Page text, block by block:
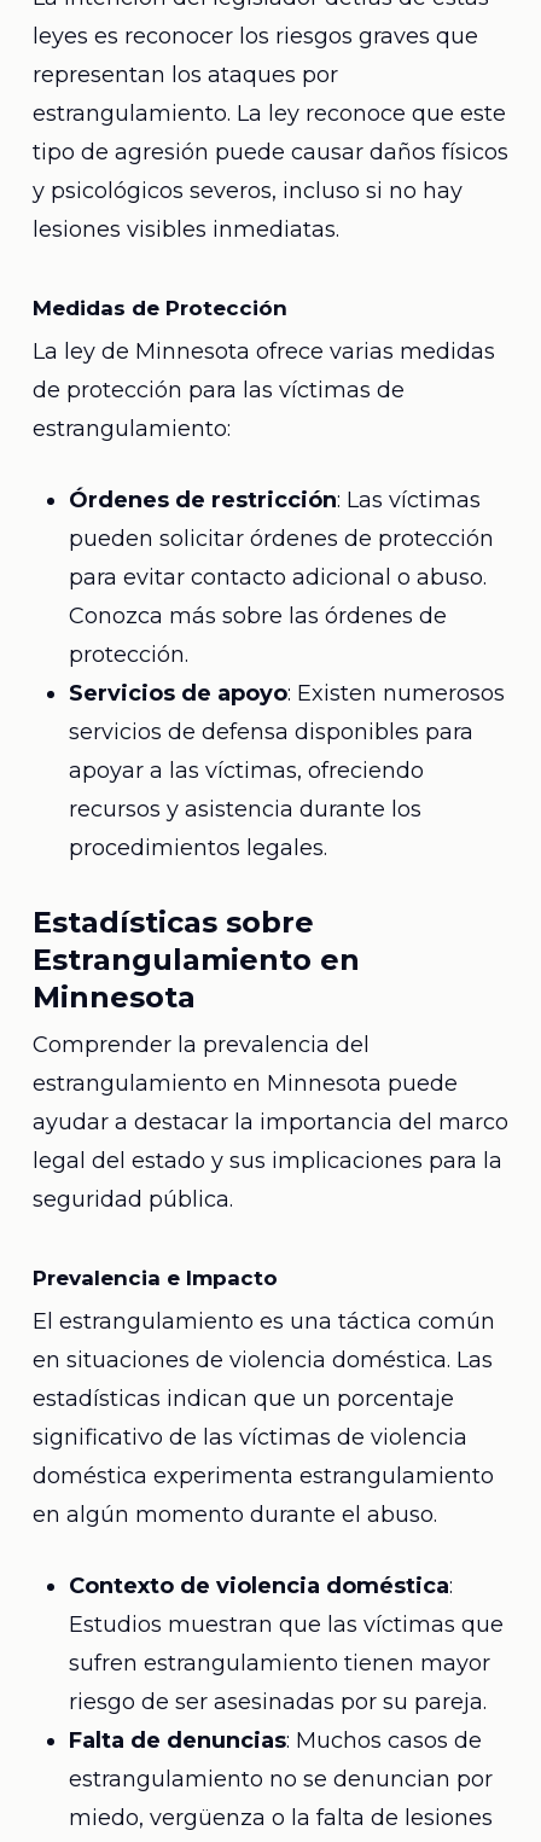
leyes es reconocer los riesgos graves que
representan los ataques por
estrangulamiento. La ley reconoce que este
tipo de agresión puede causar daños físicos
y psicológicos severos, incluso si no hay
lesiones visibles inmediatas.
Medidas de Protección
La ley de Minnesota ofrece varias medidas
de protección para las víctimas de
estrangulamiento:
Órdenes de restricción: Las víctimas
pueden solicitar órdenes de protección
para evitar contacto adicional o abuso.
Conozca más sobre las órdenes de
protección.
Servicios de apoyo: Existen numerosos
servicios de defensa disponibles para
apoyar a las víctimas, ofreciendo
recursos y asistencia durante los
procedimientos legales.
Estadísticas sobre
Estrangulamiento en
Minnesota
Comprender la prevalencia del
estrangulamiento en Minnesota puede
ayudar a destacar la importancia del marco
legal del estado y sus implicaciones para la
seguridad pública.
Prevalencia e Impacto
El estrangulamiento es una táctica común
en situaciones de violencia doméstica. Las
estadísticas indican que un porcentaje
significativo de las víctimas de violencia
doméstica experimenta estrangulamiento
en algún momento durante el abuso.
Contexto de violencia doméstica:
Estudios muestran que las víctimas que
sufren estrangulamiento tienen mayor
riesgo de ser asesinadas por su pareja.
Falta de denuncias: Muchos casos de
estrangulamiento no se denuncian por
miedo, vergüenza o la falta de lesiones